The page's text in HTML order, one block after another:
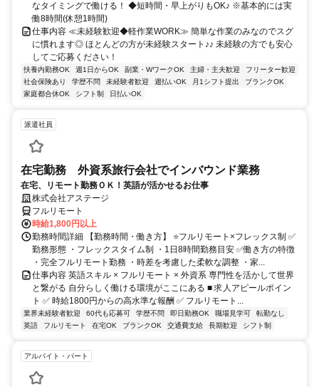
なタイミングで働ける！ ◆短時間・早上がりもOK♪ ※基本的には実
働8時間(休憩1時間)
仕事内容 ≪未経験歓迎◆軽作業WORK≫ 簡単な作業のみなのでスグ
に慣れます◎ ほとんどの方が未経験スタート♪♪ 未経験の方でも安心
してご応募ください！
扶養内勤務OK 週1日からOK 副業・WワークOK 主婦・主夫歓迎
フリーター歓迎
社会保険あり
学歴不問 未経験者歓迎 週払いOK 月1シフト提出
ブランクOK
家庭都合休OK
シフト制 日払いOK
派遣社員
在宅勤務 外資系旅行会社でインバウンド業務
在宅、リモート勤務ＯＫ！英語が活かせるお仕事
株式会社アステージ
フルリモート
時給1,800円以上
勤務時間詳細 【勤務時間・働き方】 ⭐フルリモート×フレックス制 ✅
勤務形態 ・フレックスタイム制 ・1日8時間勤務目安 ✅働き方の特徴
・完全フルリモート勤務 ・時差を考慮した柔軟な調整 ・家...
仕事内容 英語スキル × フルリモート × 外資系 専門性を活かして世界
と繋がる 自分らしく働ける環境がここにある ■ 求人アピールポイン
ト ✅ 時給1800円からの高水準な報酬 ✅ フルリモート...
業界未経験者歓迎 60代も応募可 学歴不問 即日勤務OK 職場見学可
転勤なし
英語
フルリモート 在宅OK ブランクOK 交通費支給 長期歓迎 シフト制
アルバイト・パート